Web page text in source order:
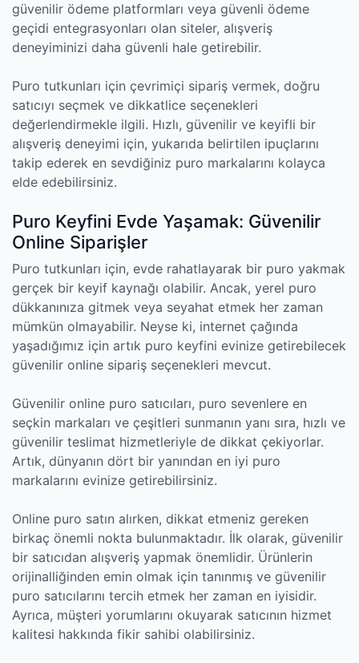
güvenilir ödeme platformları veya güvenli ödeme
geçidi entegrasyonları olan siteler, alışveriş
deneyiminizi daha güvenli hale getirebilir.
Puro tutkunları için çevrimiçi sipariş vermek, doğru
satıcıyı seçmek ve dikkatlice seçenekleri
değerlendirmekle ilgili. Hızlı, güvenilir ve keyifli bir
alışveriş deneyimi için, yukarıda belirtilen ipuçlarını
takip ederek en sevdiğiniz puro markalarını kolayca
elde edebilirsiniz.
Puro Keyfini Evde Yaşamak: Güvenilir
Online Siparişler
Puro tutkunları için, evde rahatlayarak bir puro yakmak
gerçek bir keyif kaynağı olabilir. Ancak, yerel puro
dükkanınıza gitmek veya seyahat etmek her zaman
mümkün olmayabilir. Neyse ki, internet çağında
yaşadığımız için artık puro keyfini evinize getirebilecek
güvenilir online sipariş seçenekleri mevcut.
Güvenilir online puro satıcıları, puro sevenlere en
seçkin markaları ve çeşitleri sunmanın yanı sıra, hızlı ve
güvenilir teslimat hizmetleriyle de dikkat çekiyorlar.
Artık, dünyanın dört bir yanından en iyi puro
markalarını evinize getirebilirsiniz.
Online puro satın alırken, dikkat etmeniz gereken
birkaç önemli nokta bulunmaktadır. İlk olarak, güvenilir
bir satıcıdan alışveriş yapmak önemlidir. Ürünlerin
orijinalliğinden emin olmak için tanınmış ve güvenilir
puro satıcılarını tercih etmek her zaman en iyisidir.
Ayrıca, müşteri yorumlarını okuyarak satıcının hizmet
kalitesi hakkında fikir sahibi olabilirsiniz.